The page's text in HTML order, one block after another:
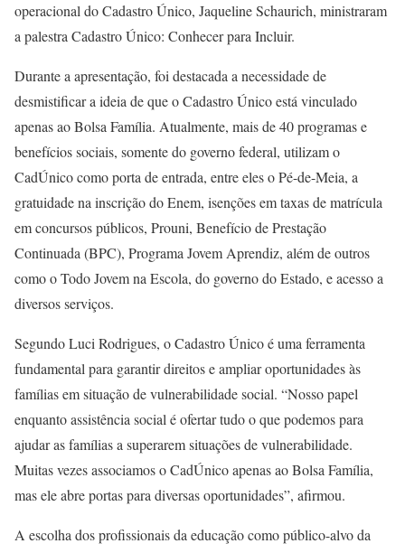
operacional do Cadastro Único, Jaqueline Schaurich, ministraram
a palestra Cadastro Único: Conhecer para Incluir.
Durante a apresentação, foi destacada a necessidade de
desmistificar a ideia de que o Cadastro Único está vinculado
apenas ao Bolsa Família. Atualmente, mais de 40 programas e
benefícios sociais, somente do governo federal, utilizam o
CadÚnico como porta de entrada, entre eles o Pé-de-Meia, a
gratuidade na inscrição do Enem, isenções em taxas de matrícula
em concursos públicos, Prouni, Benefício de Prestação
Continuada (BPC), Programa Jovem Aprendiz, além de outros
como o Todo Jovem na Escola, do governo do Estado, e acesso a
diversos serviços.
Segundo Luci Rodrigues, o Cadastro Único é uma ferramenta
fundamental para garantir direitos e ampliar oportunidades às
famílias em situação de vulnerabilidade social. “Nosso papel
enquanto assistência social é ofertar tudo o que podemos para
ajudar as famílias a superarem situações de vulnerabilidade.
Muitas vezes associamos o CadÚnico apenas ao Bolsa Família,
mas ele abre portas para diversas oportunidades”, afirmou.
A escolha dos profissionais da educação como público-alvo da